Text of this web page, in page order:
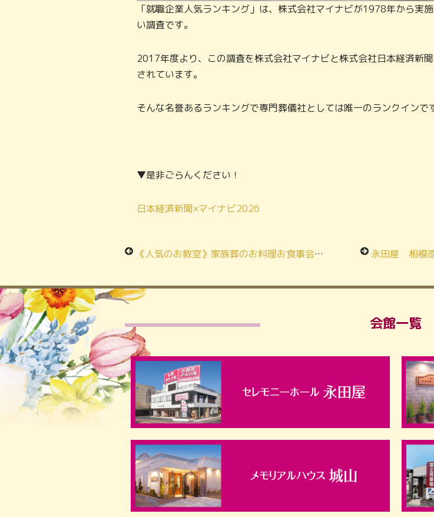
「就職企業人気ランキング」は、株式会社マイナビが1978年から実
い調査です。
2017年度より、この調査を株式会社マイナビと株式会社日本経済新
されています。
そんな名誉あるランキングで専門葬儀社としては唯一のランクインで
▼是非ごらんください！
日本経済新聞×マイナビ2026
《人気のお教室》家族葬のお料理お食事会レポート！ 永田屋 相模
会館一覧